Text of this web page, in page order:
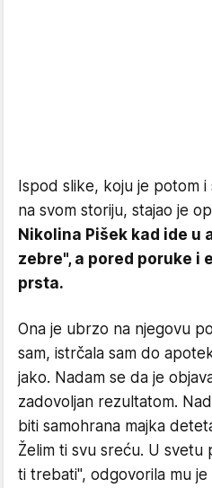
Ispod slike, koju je potom i
na svom storiju, stajao je
Nikolina Pišek kad ide u
zebre", a pored poruke i
prsta.
Ona je ubrzo na njegovu
sam, istrčala sam do
jako. Nadam se da je
zadovoljan rezultatom.
biti samohrana majka
Želim ti svu sreću. U svetu
ti trebati", odgovorila mu je